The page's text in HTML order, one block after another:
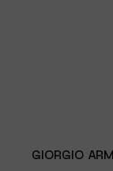
GIORGIO